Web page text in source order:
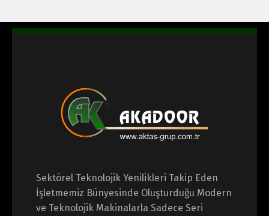
Sektörel Teknolojik Yenilikleri Takip Eden
İşletmemiz Bünyesinde Oluşturduğu Modern
ve Teknolojik Makinalarla Sadece Seri